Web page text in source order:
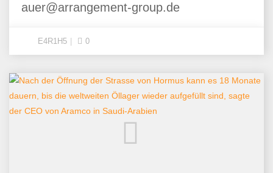
auer@arrangement-group.de
E4R1H5 0